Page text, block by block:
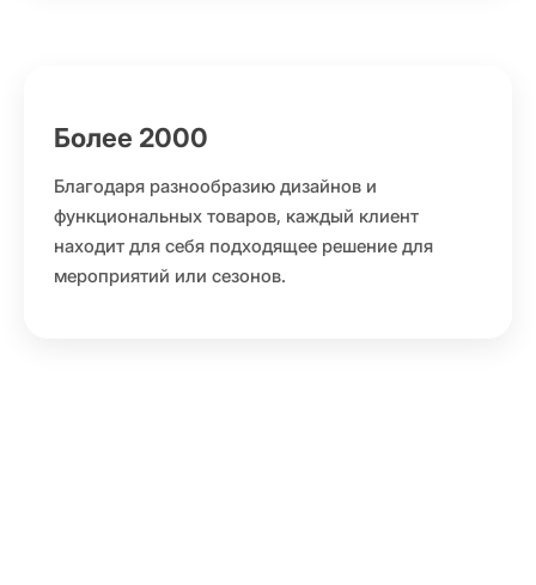
Более 2000
Благодаря разнообразию дизайнов и
функциональных товаров, каждый клиент
находит для себя подходящее решение для
мероприятий или сезонов.